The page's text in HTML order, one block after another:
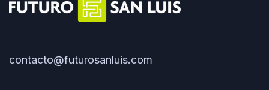
contacto@futurosanluis.com